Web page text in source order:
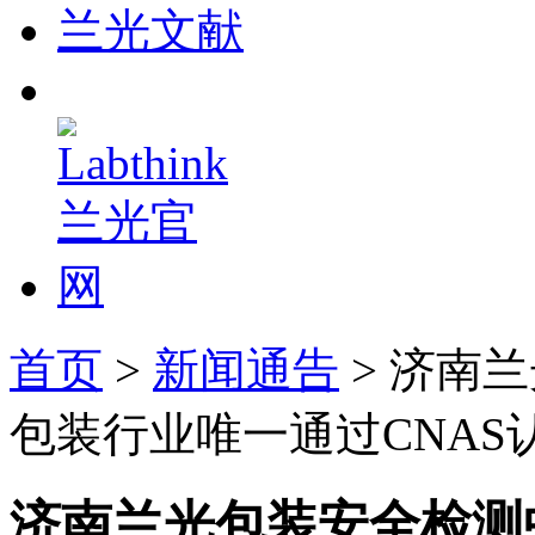
兰光文献
首页 > 新闻通告 > 济南
包装行业唯一通过CNAS